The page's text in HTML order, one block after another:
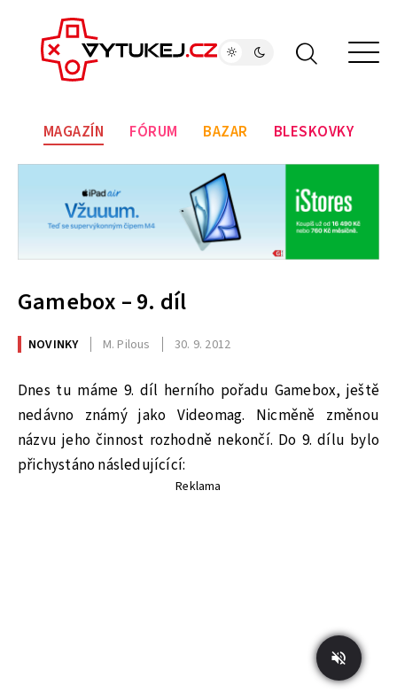
MAGAZÍN FÓRUM BAZAR BLESKOVKY
Gamebox – 9. díl
NOVINKY M. Pilous 30. 9. 2012
Dnes tu máme 9. díl herního pořadu Gamebox, ještě
nedávno známý jako Videomag. Nicměně změnou
názvu jeho činnost rozhodně nekončí. Do 9. dílu bylo
přichystáno následujícící:
Reklama